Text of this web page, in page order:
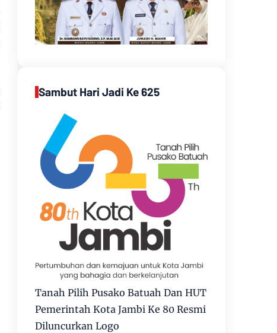
Sambut Hari Jadi Ke 625
Tanah Pilih Pusako Batuah Dan HUT
Pemerintah Kota Jambi Ke 80 Resmi
Diluncurkan Logo